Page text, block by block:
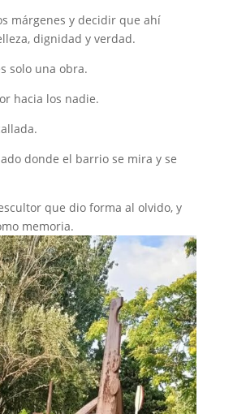
márgenes y decidir que ahí
dignidad y verdad.
solo una obra.
hacia los nadie.
donde el barrio se mira y se
que dio forma al olvido, y
memoria.